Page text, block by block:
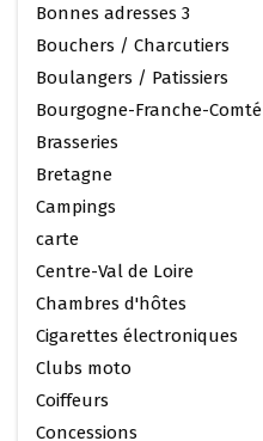
Bonnes adresses 3
Bouchers / Charcutiers
Boulangers / Patissiers
Bourgogne-Franche-Comté
Brasseries
Bretagne
Campings
carte
Centre-Val de Loire
Chambres d'hôtes
Cigarettes électroniques
Clubs moto
Coiffeurs
Concessions